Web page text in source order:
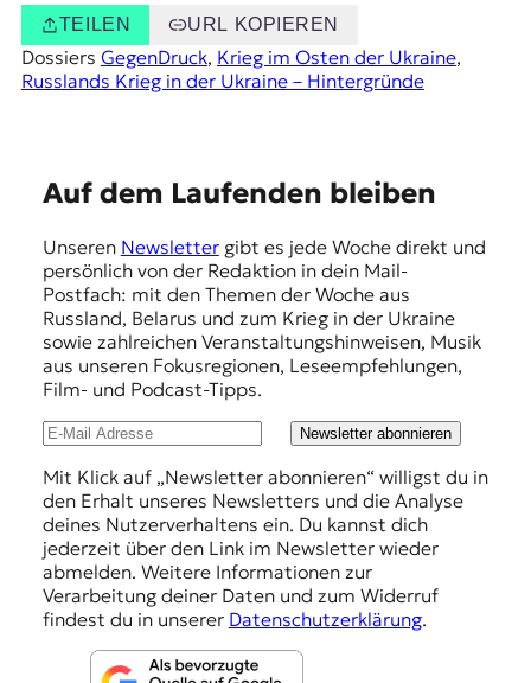
TEILEN URL KOPIEREN
Dossiers GegenDruck, Krieg im Osten der Ukraine
Russlands Krieg in der Ukraine – Hintergründe
Auf dem Laufenden bleiben
Unseren Newslettergibt es jede Woche direkt und
persönlich von der Redaktion in dein Mail-
Postfach: mit den Themen der Woche aus
Russland, Belarus und zum Krieg in der Ukraine
sowie zahlreichen Veranstaltungshinweisen, Musik
aus unseren Fokusregionen, Leseempfehlungen,
Film- und Podcast-Tipps.
Newsletter abonnieren
Mit Klick auf „Newsletter abonnieren“ willigst du in
den Erhalt unseres Newsletters und die Analyse
deines Nutzerverhaltens ein. Du kannst dich
jederzeit über den Link im Newsletter wieder
abmelden. Weitere Informationen zur
Verarbeitung deiner Daten und zum Widerruf
findest du in unserer Datenschutzerklärung.